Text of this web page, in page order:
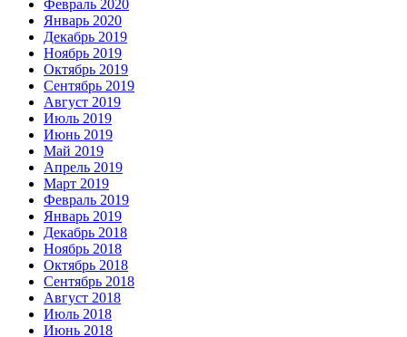
Февраль 2020
Январь 2020
Декабрь 2019
Ноябрь 2019
Октябрь 2019
Сентябрь 2019
Август 2019
Июль 2019
Июнь 2019
Май 2019
Апрель 2019
Март 2019
Февраль 2019
Январь 2019
Декабрь 2018
Ноябрь 2018
Октябрь 2018
Сентябрь 2018
Август 2018
Июль 2018
Июнь 2018